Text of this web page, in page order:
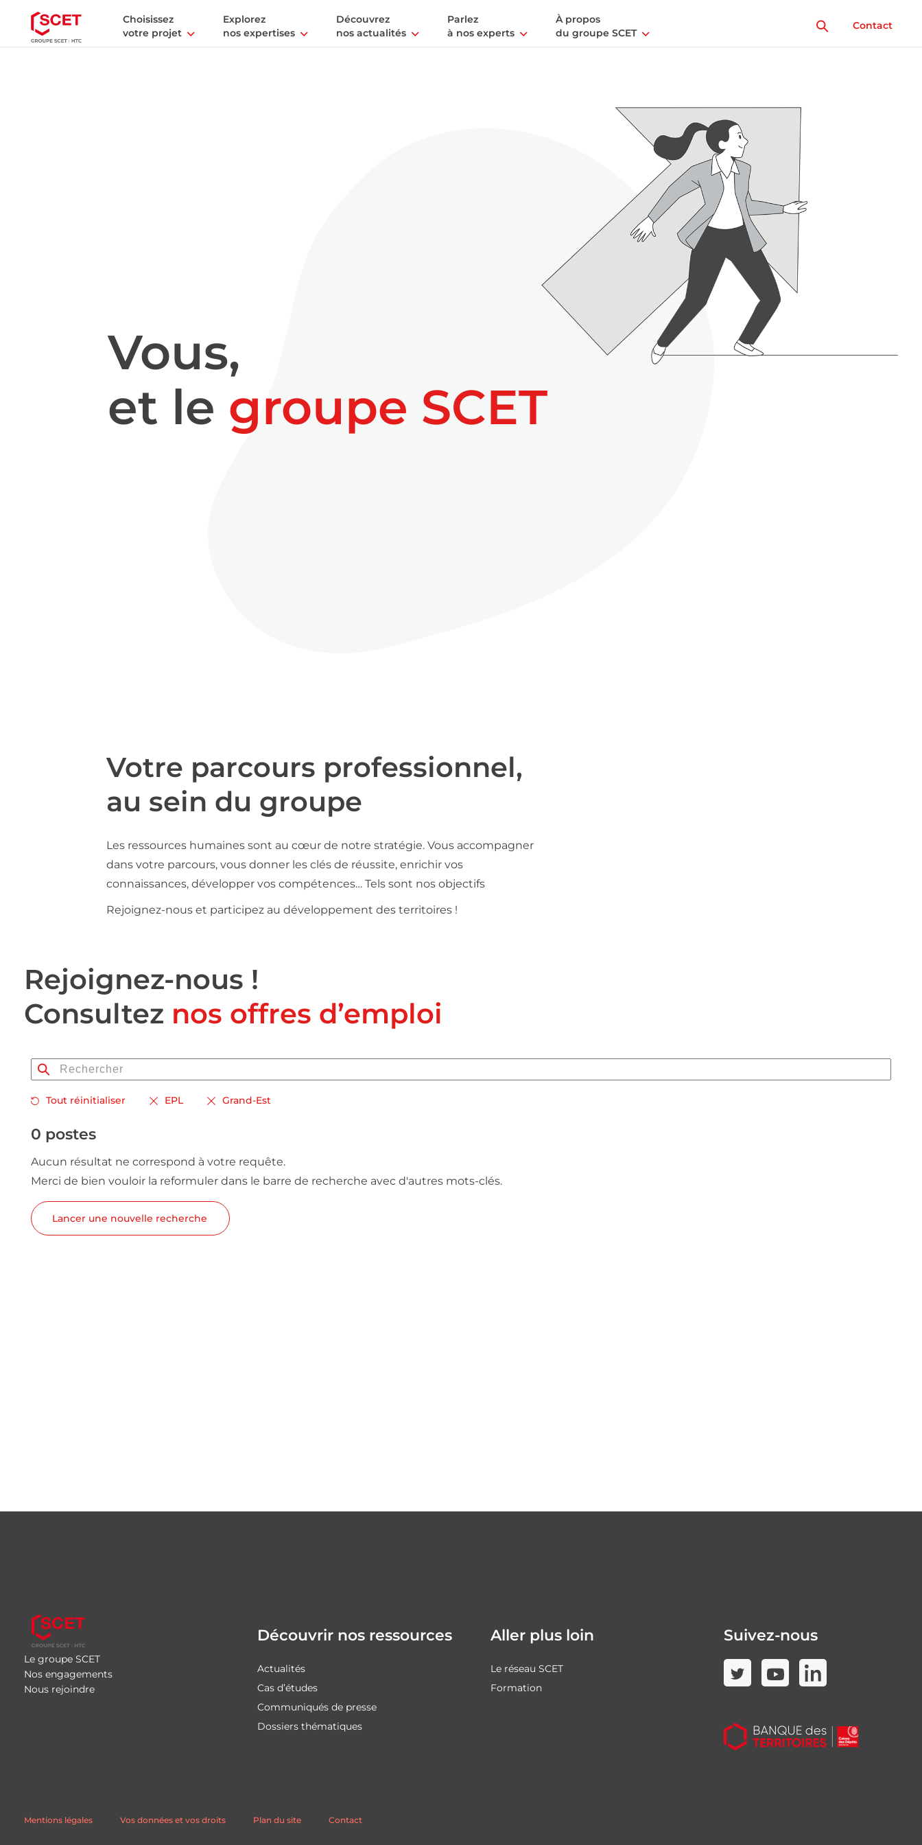
Choisissez
votre projet
Explorez
nos expertises
Découvrez
nos actualités
Parlez
à nos experts
À propos
du groupe SCET
Contact
Vous,
et le groupe SCET
Votre parcours professionnel,
au sein du groupe
Les ressources humaines sont au cœur de notre stratégie. Vous accompagner
dans votre parcours, vous donner les clés de réussite, enrichir vos
connaissances, développer vos compétences… Tels sont nos objectifs
Rejoignez-nous et participez au développement des territoires !
Rejoignez-nous !
Consultez nos offres d’emploi
Tout réinitialiser EPL Grand-Est
0 postes
Aucun résultat ne correspond à votre requête.
Merci de bien vouloir la reformuler dans le barre de recherche avec d'autres mots-clés.
Lancer une nouvelle recherche
Le groupe SCET
Nos engagements
Nous rejoindre
Découvrir nos ressources
Actualités
Cas d’études
Communiqués de presse
Dossiers thématiques
Aller plus loin
Le réseau SCET
Formation
Suivez-nous
Mentions légales Vos données et vos droits Plan du site Contact